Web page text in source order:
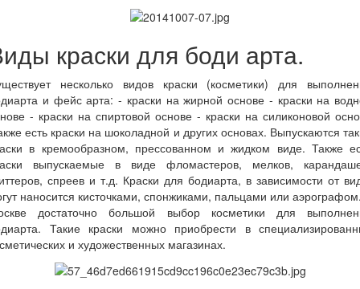
краски для боди арта.
несколько видов краски (косметики) для
и фейс арта: - краски на жирной основе - краски на
- краски на спиртовой основе - краски на силиконовой
есть краски на шоколадной и других основах. Выпускаются
в кремообразном, прессованном и жидком виде. Также
выпускаемые в виде фломастеров, мелков,
спреев и т.д. Краски для бодиарта, в зависимости от
наносится кисточками, спонжиками, пальцами или
достаточно большой выбор косметики для
Такие краски можно приобрести в
и художественных магазинах.